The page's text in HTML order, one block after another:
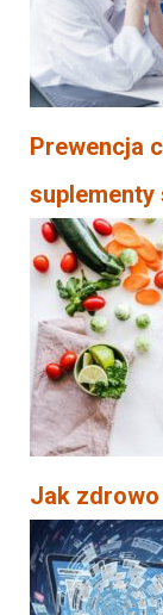
Prewencja
suplementy
Jak